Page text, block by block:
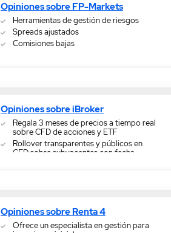
Opiniones sobre FP-Markets
Herramientas de gestión de riesgos
Spreads ajustados
Comisiones bajas
Opiniones sobre iBroker
Regala 3 meses de precios a tiempo real
sobre CFD de acciones y ETF
Rollover transparentes y públicos en
CFD sobre subyacentes con fecha
Opiniones sobre Renta 4
Ofrece un especialista en gestión para